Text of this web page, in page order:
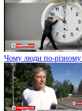
Чому люди по-